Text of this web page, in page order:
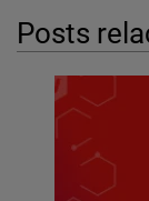
Posts